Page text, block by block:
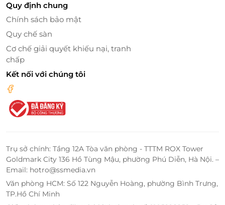
Quy định chung
Chính sách bảo mật
Quy chế sàn
Cơ chế giải quyết khiếu nại, tranh
chấp
Kết nối với chúng tôi
Trụ sở chính: Tầng 12A Tòa văn phòng - TTTM ROX Tower
Goldmark City 136 Hồ Tùng Mậu, phường Phú Diễn, Hà Nội. –
Email: hotro@ssmedia.vn
Văn phòng HCM: Số 122 Nguyễn Hoàng, phường Bình Trưng,
TP.Hồ Chí Minh